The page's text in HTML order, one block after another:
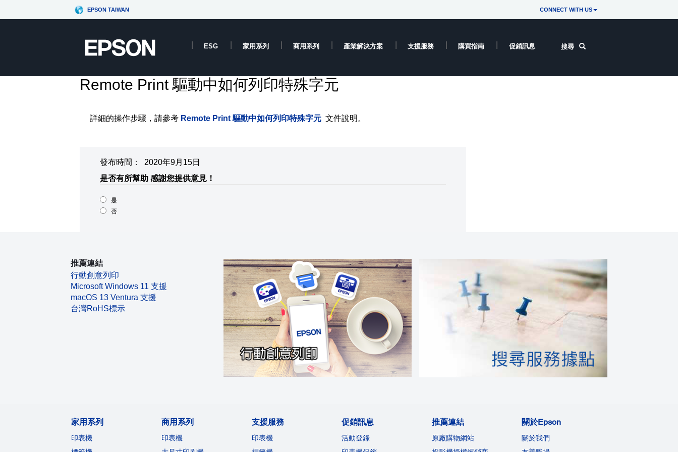
EPSON TAIWAN CONNECT WITH US
ESG 家用系列 商用系列 產業解決方案 支援服務 購買指南 促銷訊息 搜尋
Remote Print 驅動中如何列印特殊字元
詳細的操作步驟，請參考 Remote Print 驅動中如何列印特殊字元文件說明。
發布時間： 2020年9月15日
是否有所幫助 感謝您提供意見！
是
否
推薦連結
行動創意列印
Microsoft Windows 11 支援
macOS 13 Ventura 支援
台灣RoHS標示
家用系列
印表機
商用系列
印表機
支援服務
印表機
促銷訊息
活動登錄
推薦連結
原廠購物網站
關於Epson
關於我們